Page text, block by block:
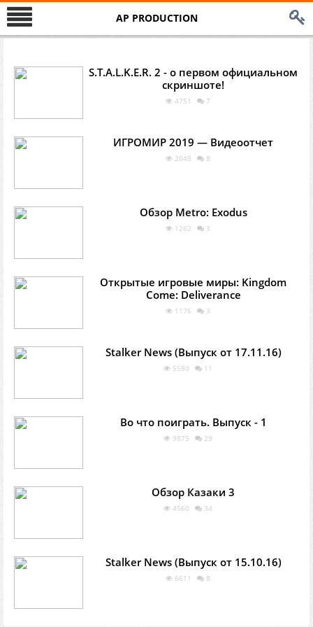
AP PRODUCTION
S.T.A.L.K.E.R. 2 - о первом официальном
скриншоте!
4751 7
ИГРОМИР 2019 — Видеоотчет
2048 8
Обзор Metro: Exodus
1262 3
Открытые игровые миры: Kingdom
Come: Deliverance
1176 3
Stalker News (Выпуск от 17.11.16)
5580 11
Во что поиграть. Выпуск - 1
9875 29
Обзор Казаки 3
4560 34
Stalker News (Выпуск от 15.10.16)
6611 8